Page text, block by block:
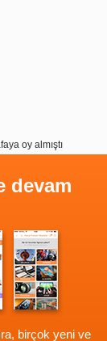
oy almıştı
devam
birçok yeni ve